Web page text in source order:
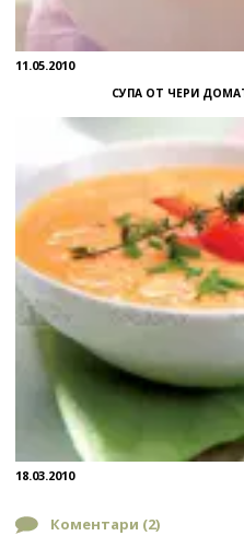
11.05.2010
СУПА ОТ ЧЕРИ
18.03.2010
Коментари (2)